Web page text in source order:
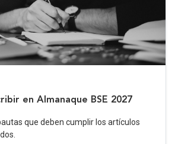
en Almanaque BSE 2027
que deben cumplir los artículos